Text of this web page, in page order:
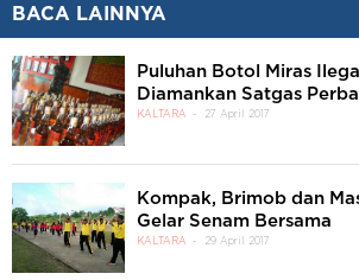
BACA LAINNYA
Puluhan Botol Miras Ilegal
Diamankan Satgas
KALTARA 27 April 2017
Kompak, Brimob dan
Gelar Senam Bersama
KALTARA 29 April 2017